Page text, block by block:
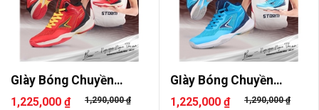
GIày Bóng Chuyền
Beyono Stor..
1,225,000 ₫ 1,290,000 ₫
GIày Bóng Chuyền
Beyono Stor..
1,225,000 ₫ 1,290,000 ₫